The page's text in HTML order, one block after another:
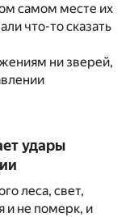
самом месте их
что-то сказать
ни зверей,
удары
леса, свет,
и не померк, и